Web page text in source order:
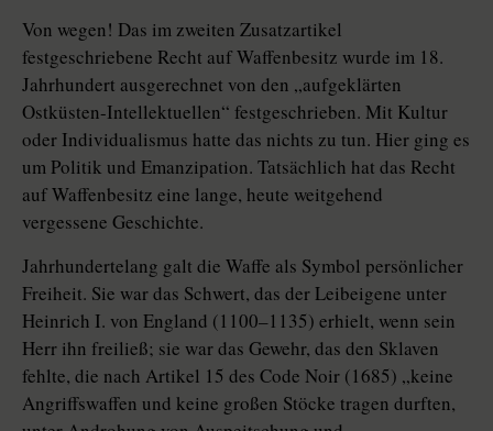
Von wegen! Das im zweiten Zusatzartikel
festgeschriebene Recht auf Waffenbesitz wurde im 18.
Jahrhundert ausgerechnet von den „aufgeklärten
Ostküsten-Intellektuellen“ festgeschrieben. Mit Kultur
oder Individualismus hatte das nichts zu tun. Hier ging es
um Politik und Emanzipation. Tatsächlich hat das Recht
auf Waffenbesitz eine lange, heute weitgehend
vergessene Geschichte.
Jahrhundertelang galt die Waffe als Symbol persönlicher
Freiheit. Sie war das Schwert, das der Leibeigene unter
Heinrich I. von England (1100–1135) erhielt, wenn sein
Herr ihn freiließ; sie war das Gewehr, das den Sklaven
fehlte, die nach Artikel 15 des Code Noir (1685) „keine
Angriffswaffen und keine großen Stöcke tragen durften,